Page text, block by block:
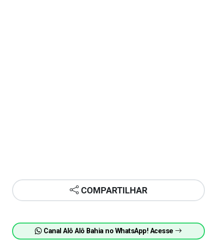
COMPARTILHAR
Canal Alô Alô Bahia no WhatsApp! Acesse